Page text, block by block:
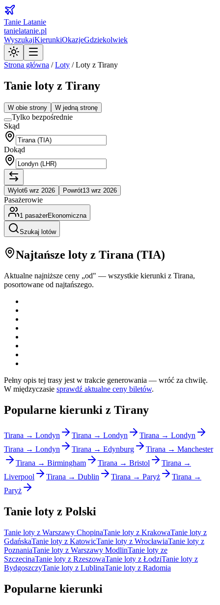
Tanie Latanie
tanielatanie.pl
WyszukajKierunkiOkazjeGdziekolwiek
Strona główna /Loty /Loty z Tirany
Tanie loty z Tirany
W obie strony W jedną stronę
Tylko bezpośrednie
Skąd
Dokąd
Wylot6 wrz 2026 Powrót13 wrz 2026
Pasażerowie
1 pasażerEkonomiczna
Szukaj lotów
Najtańsze loty z Tirana (TIA)
Aktualne najniższe ceny „od" — wszystkie kierunki z Tirana,
posortowane od najtańszego.
Pełny opis tej trasy jest w trakcie generowania — wróć za chwilę.
W międzyczasie sprawdź aktualne ceny biletów.
Popularne kierunki z Tirany
Tirana → Londyn Tirana → Londyn
Tirana → Londyn
Tirana → Londyn
Tirana → Edynburg
Tirana → Manchester
Tirana → Birmingham
Tirana → Bristol
Tirana →
Liverpool
Tirana → Dublin Tirana → Paryż
Tirana →
Paryż
Tanie loty z Polski
Tanie loty z Warszawy ChopinaTanie loty z KrakowaTanie loty z
GdańskaTanie loty z KatowicTanie loty z WrocławiaTanie loty z
PoznaniaTanie loty z Warszawy ModlinTanie loty ze
SzczecinaTanie loty z RzeszowaTanie loty z ŁodziTanie loty z
BydgoszczyTanie loty z LublinaTanie loty z Radomia
Popularne kierunki